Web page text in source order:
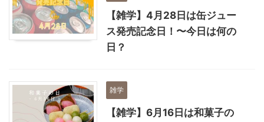
【雑学】4月28日は缶ジュー
ス発売記念日！〜今日は何の
日？
雑学
【雑学】6月16日は和菓子の